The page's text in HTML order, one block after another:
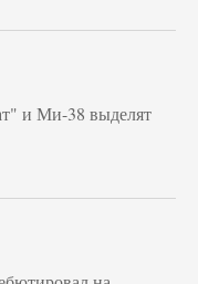
и Ми-38 выделят